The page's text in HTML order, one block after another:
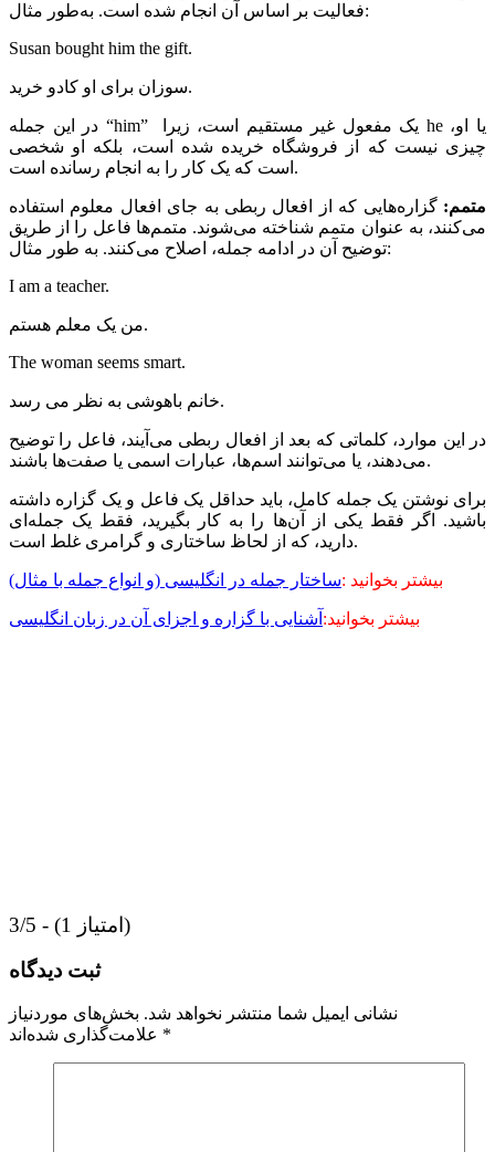
فعالیت بر اساس آن انجام شده است. به‌طور مثال:
Susan bought him the gift.
سوزان برای او کادو خرید.
در این جمله “him” یک مفعول غیر مستقیم است، زیرا he یا او،
چیزی نیست که از فروشگاه خریده شده است، بلکه او شخصی
است که یک کار را به انجام رسانده است.
متمم: گزاره‌هایی که از افعال ربطی به جای افعال معلوم استفاده
می‌کنند، به عنوان متمم شناخته می‌شوند. متمم‌ها فاعل را از طریق
توضیح آن در ادامه جمله، اصلاح می‌کنند. به طور مثال:
I am a teacher.
من یک معلم هستم.
The woman seems smart.
خانم باهوشی به نظر می رسد.
در این موارد، کلماتی که بعد از افعال ربطی می‌آیند، فاعل را توضیح
می‌دهند، یا می‌توانند اسم‌ها، عبارات اسمی یا صفت‌ها باشند.
برای نوشتن یک جمله کامل، باید حداقل یک فاعل و یک گزاره داشته
باشید. اگر فقط یکی از آن‌ها را به کار بگیرید، فقط یک جمله‌ای
دارید، که از لحاظ ساختاری و گرامری غلط است.
بیشتر بخوانید :ساختار جمله در انگلیسی (و انواع جمله با مثال)
بیشتر بخوانید: آشنایی با گزاره و اجزای آن در زبان انگلیسی
3/5 - (1 امتیاز)
ثبت دیدگاه
نشانی ایمیل شما منتشر نخواهد شد. بخش‌های موردنیاز
*